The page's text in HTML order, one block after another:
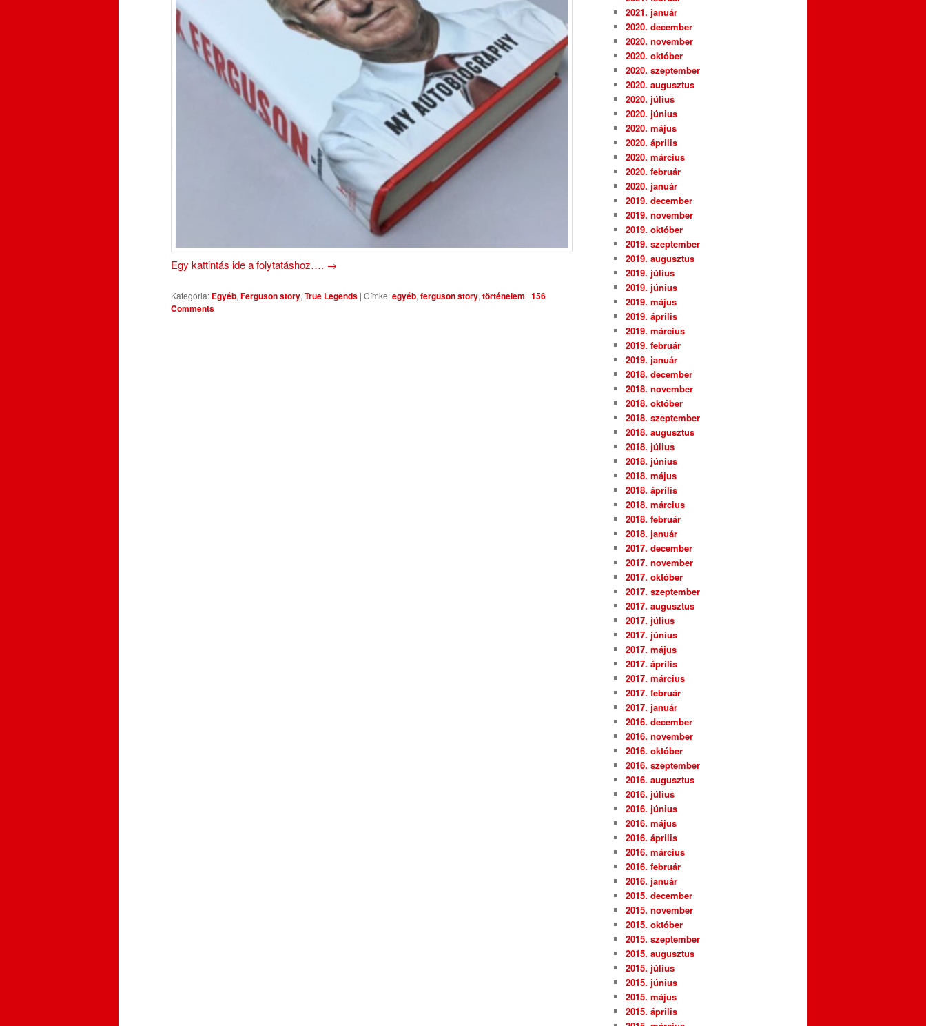
Egy kattintás ide a folytatáshoz…. →
Kategória: Egyéb, Ferguson story, True Legends | Címke:egyéb, ferguson story, történelem | 156
Comments
2021. január
2020. december
2020. november
2020. október
2020. szeptember
2020. augusztus
2020. július
2020. június
2020. május
2020. április
2020. március
2020. február
2020. január
2019. december
2019. november
2019. október
2019. szeptember
2019. augusztus
2019. július
2019. június
2019. május
2019. április
2019. március
2019. február
2019. január
2018. december
2018. november
2018. október
2018. szeptember
2018. augusztus
2018. július
2018. június
2018. május
2018. április
2018. március
2018. február
2018. január
2017. december
2017. november
2017. október
2017. szeptember
2017. augusztus
2017. július
2017. június
2017. május
2017. április
2017. március
2017. február
2017. január
2016. december
2016. november
2016. október
2016. szeptember
2016. augusztus
2016. július
2016. június
2016. május
2016. április
2016. március
2016. február
2016. január
2015. december
2015. november
2015. október
2015. szeptember
2015. augusztus
2015. július
2015. június
2015. május
2015. április